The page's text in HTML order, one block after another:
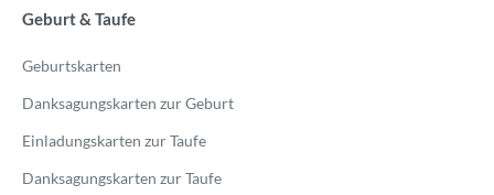
Geburt & Taufe
Geburtskarten
Danksagungskarten zur Geburt
Einladungskarten zur Taufe
Danksagungskarten zur Taufe